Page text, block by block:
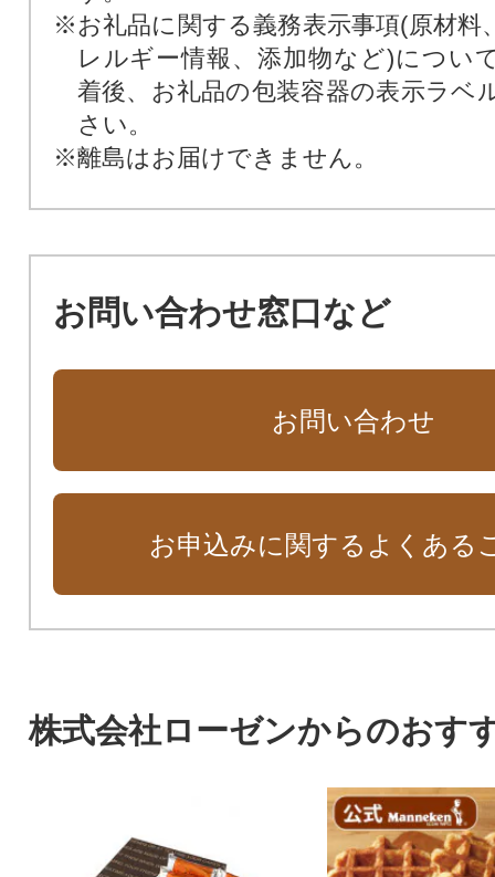
※お礼品に関する義務表示事項(原材料
レルギー情報、添加物など)につい
着後、お礼品の包装容器の表示ラベ
さい。
※離島はお届けできません。
お問い合わせ窓口など
お問い合わせ
お申込みに関するよくある
株式会社ローゼンからのおす